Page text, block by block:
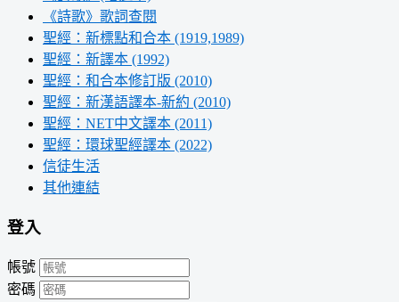
《詩歌》歌詞查閱
聖經：新標點和合本 (1919,1989)
聖經：新譯本 (1992)
聖經：和合本修訂版 (2010)
聖經：新漢語譯本-新約 (2010)
聖經：NET中文譯本 (2011)
聖經：環球聖經譯本 (2022)
信徒生活
其他連結
登入
帳號
密碼